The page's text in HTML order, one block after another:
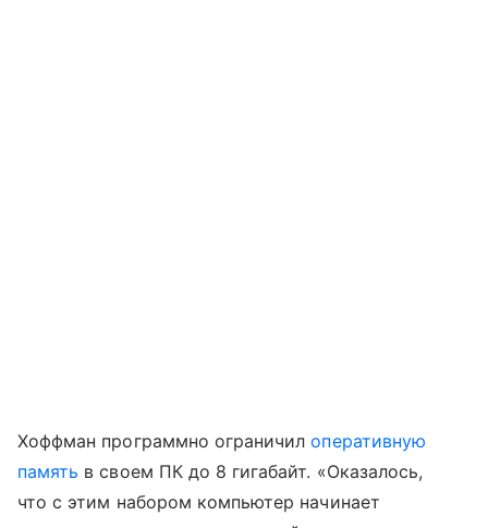
Хоффман программно ограничилоперативную
память в своем ПК до 8 гигабайт. «Оказалось,
что с этим набором компьютер начинает